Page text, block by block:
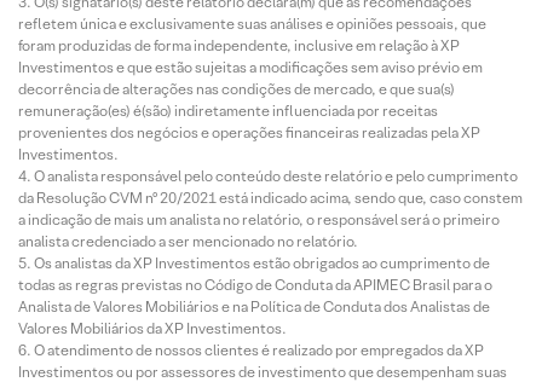
refletem única e exclusivamente suas análises e opiniões pessoais, que
foram produzidas de forma independente, inclusive em relação à XP
Investimentos e que estão sujeitas a modificações sem aviso prévio em
decorrência de alterações nas condições de mercado, e que sua(s)
remuneração(es) é(são) indiretamente influenciada por receitas
provenientes dos negócios e operações financeiras realizadas pela XP
Investimentos.
O analista responsável pelo conteúdo deste relatório e pelo cumprimento
da Resolução CVM nº 20/2021 está indicado acima, sendo que, caso constem
a indicação de mais um analista no relatório, o responsável será o primeiro
analista credenciado a ser mencionado no relatório.
Os analistas da XP Investimentos estão obrigados ao cumprimento de
todas as regras previstas no Código de Conduta da APIMEC Brasil para o
Analista de Valores Mobiliários e na Política de Conduta dos Analistas de
Valores Mobiliários da XP Investimentos.
O atendimento de nossos clientes é realizado por empregados da XP
Investimentos ou por assessores de investimento que desempenham suas